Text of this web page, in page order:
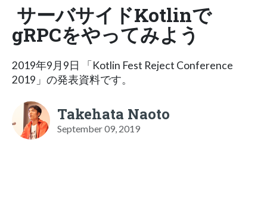
サーバサイドKotlinで
gRPCをやってみよう
2019年9月9日 「Kotlin Fest Reject Conference
2019」の発表資料です。
Takehata Naoto
September 09, 2019